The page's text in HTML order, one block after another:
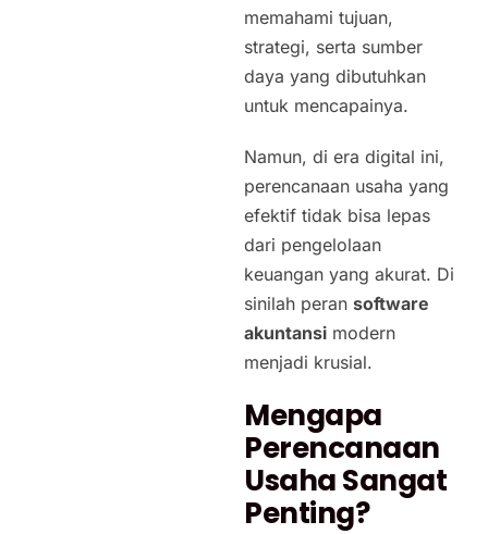
memahami tujuan,
strategi, serta sumber
daya yang dibutuhkan
untuk mencapainya.
Namun, di era digital ini,
perencanaan usaha yang
efektif tidak bisa lepas
dari pengelolaan
keuangan yang akurat. Di
sinilah peran software
akuntansi modern
menjadi krusial.
Mengapa
Perencanaan
Usaha Sangat
Penting?